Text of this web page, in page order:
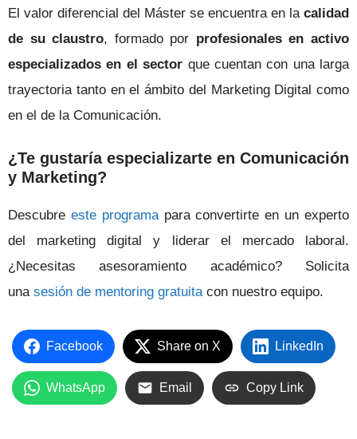
El valor diferencial del Máster se encuentra en la calidad
de su claustro, formado por profesionales en activo
especializados en el sector que cuentan con una larga
trayectoria tanto en el ámbito del Marketing Digital como
en el de la Comunicación.
¿Te gustaría especializarte en Comunicación
y Marketing?
Descubre este programapara convertirte en un experto
del marketing digital y liderar el mercado laboral.
¿Necesitas asesoramiento académico? Solicita
una sesión de mentoring gratuitacon nuestro equipo.
Facebook Share on X LinkedIn
WhatsApp Email Copy Link